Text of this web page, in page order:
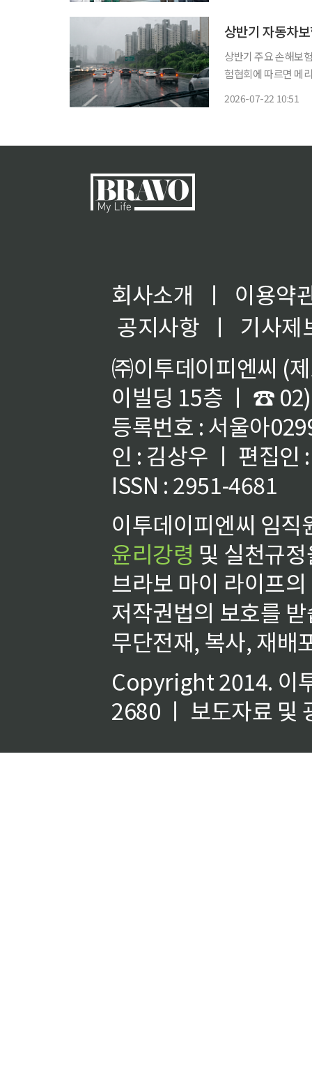
상반기 자동차
상반기 주요 손해보험
험협회에 따르면 메
2026-07-22 10:51
회사소개 ㅣ
이용약
공지사항
ㅣ
기사제
㈜이투데이피엔씨 (
이빌딩 15층 ㅣ ☎
등록번호 : 서울아
인 : 김상우 ㅣ 편집인
ISSN : 2951-4681
이투데이피엔씨 임
윤리강령 및 실천규
브라보 마이 라이프
저작권법의 보호를
무단전재, 복사, 재배
Copyright 2014. 이
2680 ㅣ 보도자료